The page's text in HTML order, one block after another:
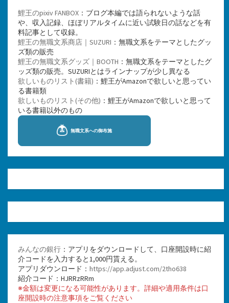
鯉王のpixiv FANBOX ：ブログ本編では語られないような話
や、収入記録、ほぼリアルタイムに近い試験日の話などを有
料記事として収録。
鯉王の無職文系商店｜SUZURI ：無職文系をテーマとしたグッ
ズ類の販売
鯉王の無職文系グッズ｜BOOTH ：無職文系をテーマとしたグ
ッズ類の販売。SUZURIとはラインナップが少し異なる
欲しいものリスト(書籍) ：鯉王がAmazonで欲しいと思ってい
る書籍類
欲しいものリスト(その他) ：鯉王がAmazonで欲しいと思って
いる書籍以外のもの
みんなの銀行 ：アプリをダウンロードして、口座開設時に紹
介コードを入力すると1,000円貰える。
アプリダウンロード： https://app.adjust.com/2tho638
紹介コード：HJRRzRRm
※金額は変更になる可能性があります。詳細や適用条件は口
座開設時の注意事項をご覧ください